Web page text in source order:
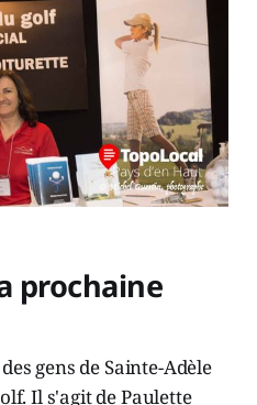
prochaine
gens de Sainte-Adèle
Il s'agit de Paulette